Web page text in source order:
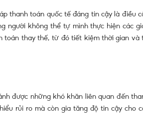
thanh toán quốc tế đáng tin cậy là điều
người không thể tự mình thực hiện các
toán thay thế, từ đó tiết kiệm thời gian và
được những khó khăn liên quan đến
rủi ro mà còn gia tăng độ tin cậy cho